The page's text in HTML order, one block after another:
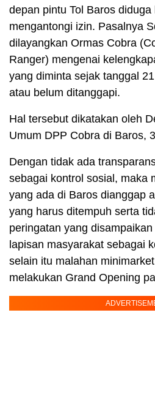
depan pintu Tol Baros diduga
mengantongi izin. Pasalnya
dilayangkan Ormas Cobra
Ranger) mengenai
yang diminta sejak tanggal
atau belum ditanggapi.
Hal tersebut dikatakan oleh
Umum DPP Cobra di Baros,
Dengan tidak ada
sebagai kontrol sosial, maka
yang ada di Baros dianggap
yang harus ditempuh serta
peringatan yang
lapisan masyarakat sebagai
selain itu malahan
melakukan Grand Opening